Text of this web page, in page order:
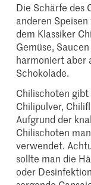
Die Schärfe des
anderen
dem Klassiker
Gemüse,
harmoniert aber
Schokolade.
Chilischoten
Chilipulver,
Aufgrund der
Chilischoten
verwendet.
sollte man die
oder